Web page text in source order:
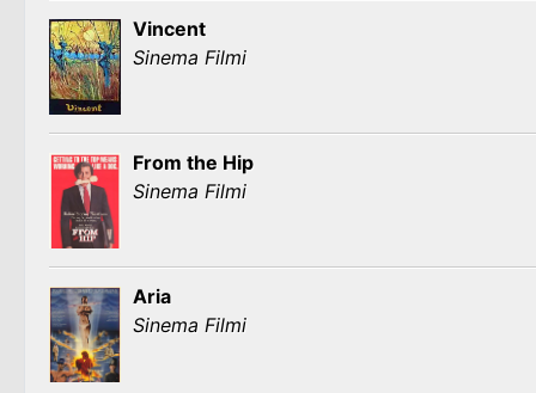
Vincent
Sinema Filmi
From the Hip
Sinema Filmi
Aria
Sinema Filmi